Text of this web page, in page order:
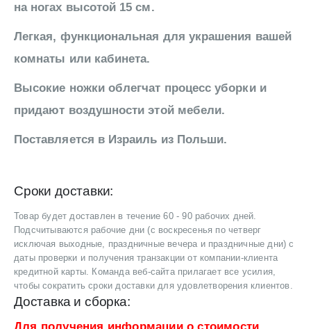
на ногах высотой 15 см.
Легкая, функциональная для украшения вашей
комнаты или кабинета.
Высокие ножки облегчат процесс уборки и
придают воздушности этой мебели.
Поставляется в Израиль из Польши.
Сроки доставки:
Товар будет доставлен в течение 60 - 90 рабочих дней.
Подсчитываются рабочие дни (с воскресенья по четверг
исключая выходные, праздничные вечера и праздничные дни) с
даты проверки и получения транзакции от компании-клиента
кредитной карты. Команда веб-сайта прилагает все усилия,
чтобы сократить сроки доставки для удовлетворения клиентов.
Доставка и сборка: